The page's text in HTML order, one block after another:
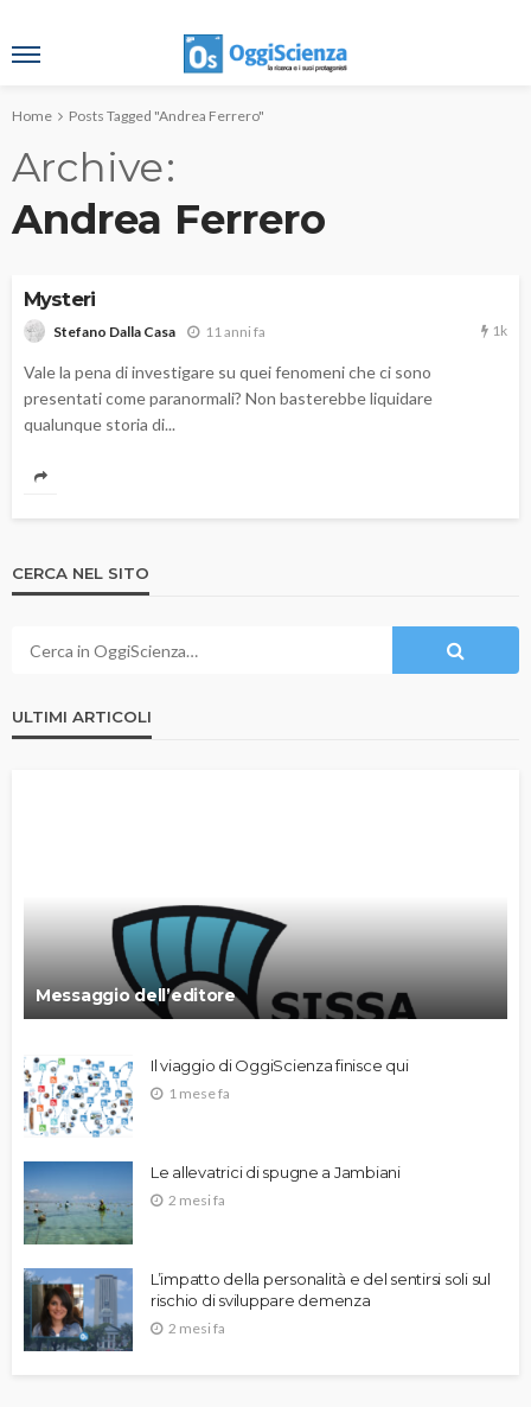
Home Posts Tagged "Andrea Ferrero"
Archive
Andrea Ferrero
Mysteri
Stefano Dalla Casa 11 anni fa 1k
Vale la pena di investigare su quei fenomeni che ci sono
presentati come paranormali? Non basterebbe liquidare
qualunque storia di...
CERCA NEL SITO
ULTIMI ARTICOLI
Messaggio dell’editore
Il viaggio di OggiScienza finisce qui
1 mese fa
Le allevatrici di spugne a Jambiani
2 mesi fa
L’impatto della personalità e del sentirsi soli sul
rischio di sviluppare demenza
2 mesi fa